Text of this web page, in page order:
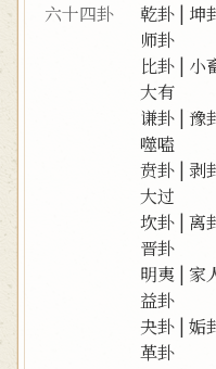
六十四卦
乾卦 | 坤
师卦
比卦 | 小
大有
谦卦 |豫
噬嗑
贲卦 | 剥
大过
坎卦 |离
晋卦
明夷 |家
益卦
夬卦 |姤
革卦